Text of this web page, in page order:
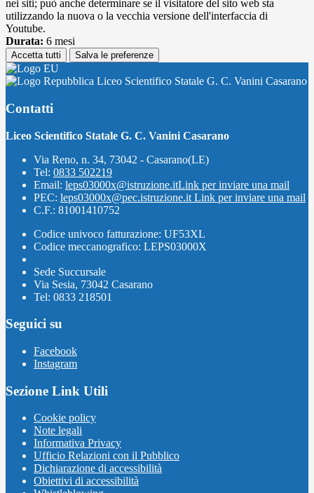
nei siti; può anche determinare se il visitatore del sito web sta
utilizzando la nuova o la vecchia versione dell'interfaccia di
Youtube.
Durata: 6 mesi
Accetta tutti Salva le preferenze
Liceo Scientifico Statale G. C. Vanini Casarano
Contatti
Liceo Scientifico Statale G. C. Vanini Casarano
Via Reno, n. 34, 73042 - Casarano(LE)
Tel: 0833 502219
Email: leps03000x@istruzione.itLink per inviare una mail
PEC: leps03000x@pec.istruzione.it Link per inviare una mail
C.F.: 81001410752
Codice univoco fatturazione: UF53XL
Codice meccanografico: LEPS03000X
Sede Succursale
Via Sesia, 73042 Casarano
Tel: 0833 218501
Seguici su
Facebook
Instagram
Sezione Link Utili
Cookie policy
Note legali
Informativa Privacy
Ufficio Relazioni con il Pubblico
Dichiarazione di accessibilità
Obiettivi di accessibilità